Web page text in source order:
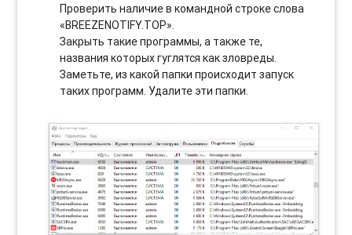
Проверить наличие в командной строке слова
«BREEZENOTIFY.TOP».
Закрыть такие программы, а также те,
названия которых гуглятся как зловреды.
Заметьте, из какой папки происходит запуск
таких программ. Удалите эти папки.